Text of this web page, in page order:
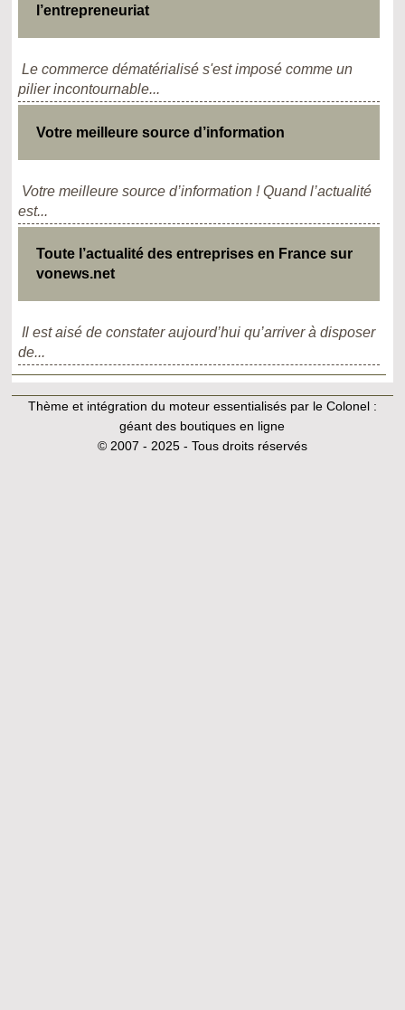
l’entrepreneuriat
Le commerce dématérialisé s'est imposé comme un
pilier incontournable...
Votre meilleure source d’information
Votre meilleure source d’information ! Quand l’actualité
est...
Toute l’actualité des entreprises en France sur
vonews.net
Il est aisé de constater aujourd’hui qu’arriver à disposer
de...
Thème et intégration du moteur essentialisés par le Colonel :
géant des boutiques en ligne
© 2007 - 2025 - Tous droits réservés